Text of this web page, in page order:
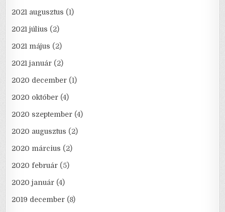
2021 augusztus (1)
2021 július (2)
2021 május (2)
2021 január (2)
2020 december (1)
2020 október (4)
2020 szeptember (4)
2020 augusztus (2)
2020 március (2)
2020 február (5)
2020 január (4)
2019 december (8)